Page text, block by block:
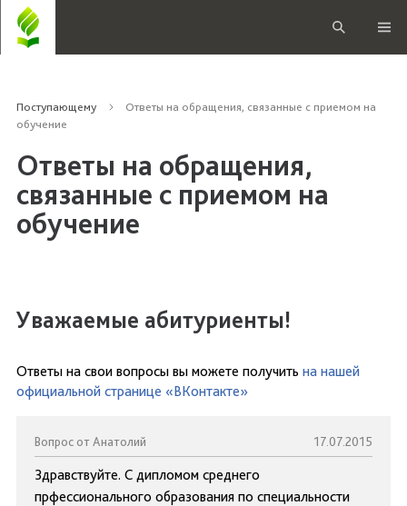
Поступающему
Ответы на обращения, связанные с приемом на
обучение
Ответы на обращения,
связанные с приемом на
обучение
Уважаемые абитуриенты!
Ответы на свои вопросы вы можете получить на нашей
официальной странице «ВКонтакте»
Вопрос от Анатолий 17.07.2015
Здравствуйте. С дипломом среднего
прфессионального образования по специальности